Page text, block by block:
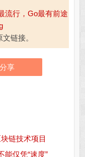
流行，Go最有前途
链接。
分享
链技术项目
能仅凭“速度”